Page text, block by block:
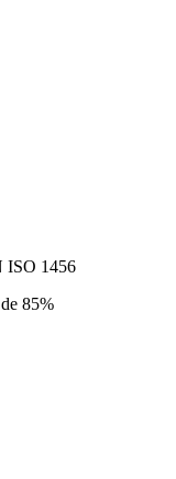
ISO 1456
85%